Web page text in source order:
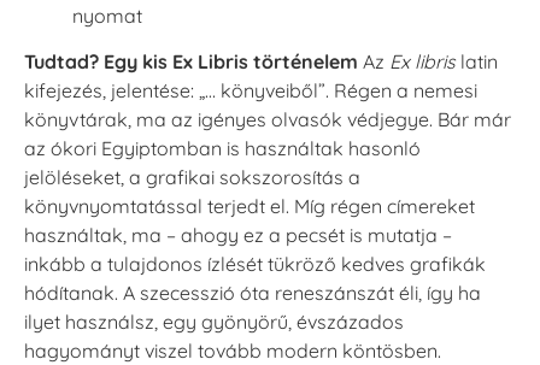
nyomat
Tudtad? Egy kis Ex Libris történelem Az Ex libris latin
kifejezés, jelentése: „… könyveiből”. Régen a nemesi
könyvtárak, ma az igényes olvasók védjegye. Bár már
az ókori Egyiptomban is használtak hasonló
jelöléseket, a grafikai sokszorosítás a
könyvnyomtatással terjedt el. Míg régen címereket
használtak, ma – ahogy ez a pecsét is mutatja –
inkább a tulajdonos ízlését tükröző kedves grafikák
hódítanak. A szecesszió óta reneszánszát éli, így ha
ilyet használsz, egy gyönyörű, évszázados
hagyományt viszel tovább modern köntösben.